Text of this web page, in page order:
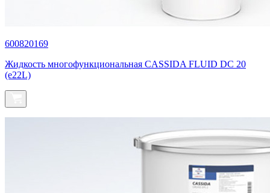
600820169
Жидкость многофункциональная CASSIDA FLUID DC 20
(e22L)